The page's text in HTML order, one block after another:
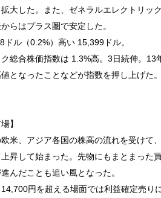
大した。また、ゼネラルエレクトリッ
らはプラス圏で安定した。
ドル（0.2%）高い 15,399ドル。
総合株価指数は 1.3%高。3日続伸。
となったことなどが指数を押し上げた。
】
米、アジア各国の株高の流れを受けて
昇して始まった。先物にもまとまった
んだことも追い風となった。
14,700円を超える場面では利益確定売り